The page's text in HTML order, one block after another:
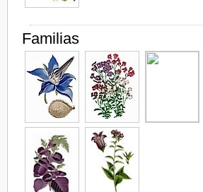
Familias